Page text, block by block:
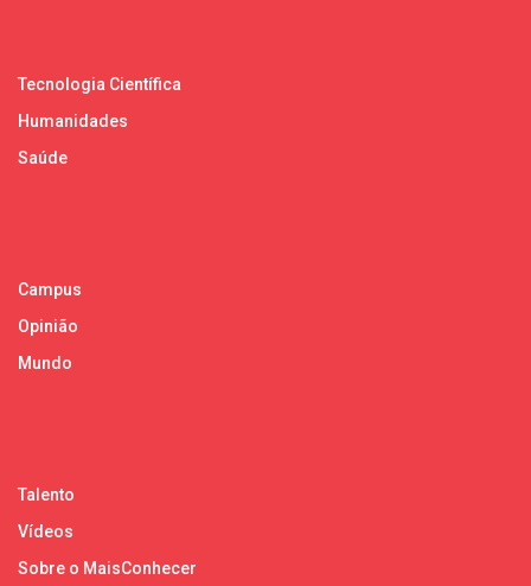
Tecnologia Científica
Humanidades
Saúde
Campus
Opinião
Mundo
Talento
Vídeos
Sobre o MaisConhecer